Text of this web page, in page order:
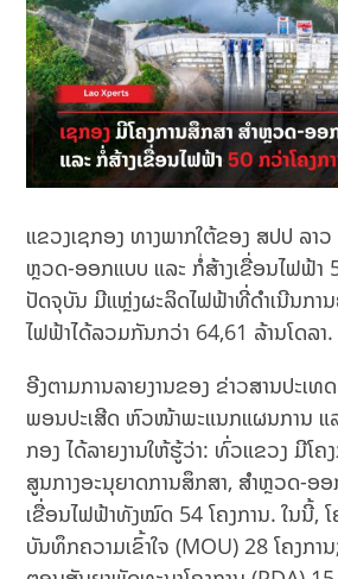
ແຂວງເຊກອງ ທາງພາກໃຕ້ຂອງ ສປປ ລາ
ຫຼວດ-ອອກແບບ ແລະ ກໍ່ສ້າງເຂື່ອນໄຟຟ້າ
ປັດຈຸບັນ ມີແຫຼ່ງຜະລິດໄຟຟ້າທີ່ດຳເນີນກາ
ໄຟຟ້າໄດ້ລວມກັນກວ່າ 64,61 ລ້ານໂດລາ.
ອີງຕາມການລາຍງານຂອງ ຂ່າວສານປະເ
ພອນປະເສີດ ຫົວໜ້າພະແນກແຜນການ ແ
ກອງ ໄດ້ລາຍງານໃຫ້ຮູ້ວ່າ: ທົ່ວແຂວງ ມີໂຄ
ສູນກາງອະນຸຍາດການສຶກສາ, ສໍາຫຼວດ-ອອ
ເຂື່ອນໄຟຟ້າທັງໝົດ 54 ໂຄງການ. ໃນນີ້,
ບັນທຶກຄວາມເຂົ້າໃຈ (MOU) 28 ໂຄງກາ